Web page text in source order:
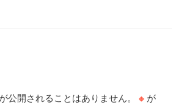
公開されることはありません。 ※ が